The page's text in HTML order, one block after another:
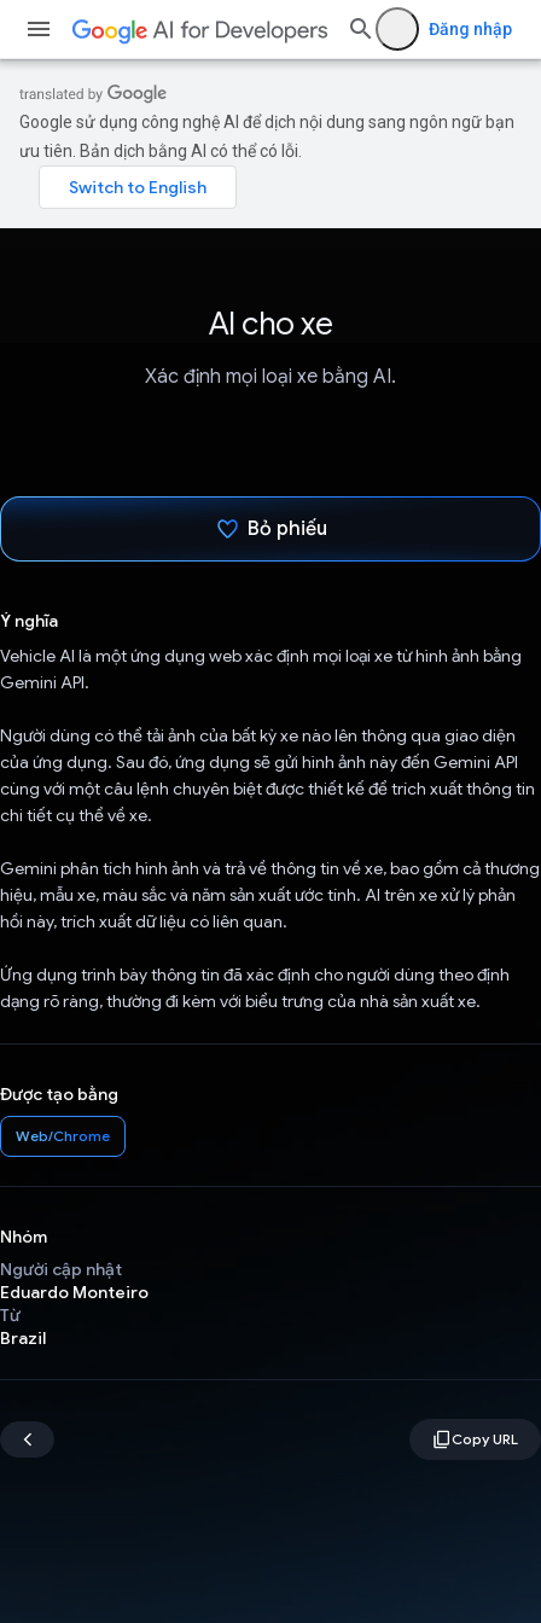
Đăng nhập
Google sử dụng công nghệ AI để dịch nội dung sang ngôn ngữ bạn
ưu tiên. Bản dịch bằng AI có thể có lỗi.
AI cho xe
Xác định mọi loại xe bằng AI.
Bỏ phiếu
Ý nghĩa
Vehicle AI là một ứng dụng web xác định mọi loại xe từ hình ảnh bằng
Gemini API.
Người dùng có thể tải ảnh của bất kỳ xe nào lên thông qua giao diện
của ứng dụng. Sau đó, ứng dụng sẽ gửi hình ảnh này đến Gemini API
cùng với một câu lệnh chuyên biệt được thiết kế để trích xuất thông tin
chi tiết cụ thể về xe.
Gemini phân tích hình ảnh và trả về thông tin về xe, bao gồm cả thương
hiệu, mẫu xe, màu sắc và năm sản xuất ước tính. AI trên xe xử lý phản
hồi này, trích xuất dữ liệu có liên quan.
Ứng dụng trình bày thông tin đã xác định cho người dùng theo định
dạng rõ ràng, thường đi kèm với biểu trưng của nhà sản xuất xe.
Được tạo bằng
Web/Chrome
Nhóm
Người cập nhật
Eduardo Monteiro
Từ
Brazil